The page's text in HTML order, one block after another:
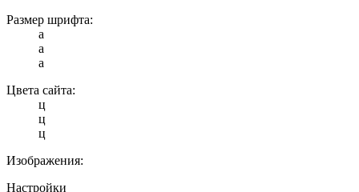
Размер шрифта:
a
a
a
Цвета сайта:
ц
ц
ц
Изображения:
Настройки